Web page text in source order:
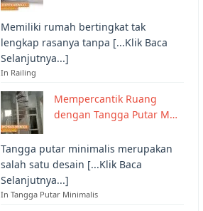
Memiliki rumah bertingkat tak
lengkap rasanya tanpa [...Klik Baca
Selanjutnya...]
In Railing
Mempercantik Ruang
dengan Tangga Putar M…
Tangga putar minimalis merupakan
salah satu desain [...Klik Baca
Selanjutnya...]
In Tangga Putar Minimalis